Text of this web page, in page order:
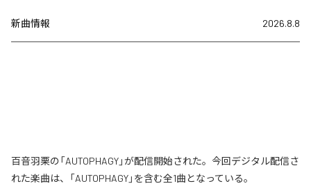
新曲情報 2026.8.8
百音羽栗の「AUTOPHAGY」が配信開始された。今回デジタル配信さ
れた楽曲は、「AUTOPHAGY」を含む全1曲となっている。